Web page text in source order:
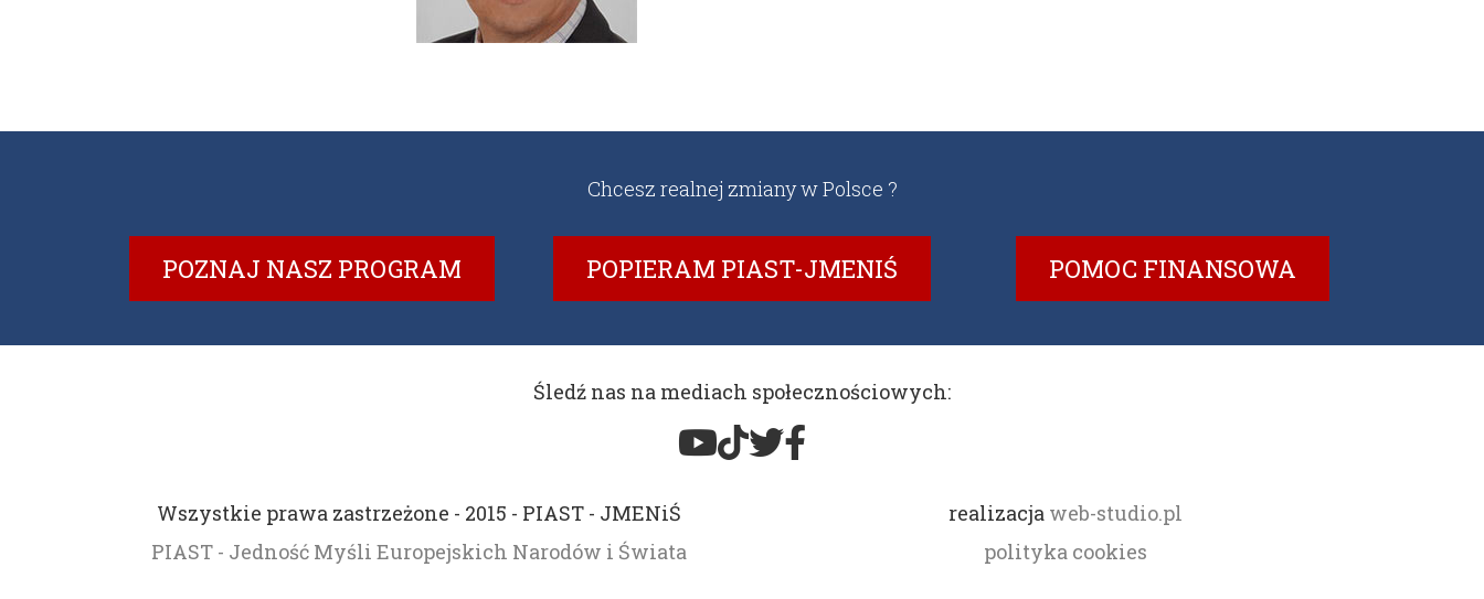
Chcesz realnej zmiany w Polsce ?
POZNAJ NASZ PROGRAM POPIERAM PIAST-JMENIŚ POMOC FINANSOWA
Śledź nas na mediach społecznościowych:
Wszystkie prawa zastrzeżone - 2015 - PIAST - JMENiŚ
PIAST - Jedność Myśli Europejskich Narodów i Świata
realizacja web-studio.pl
polityka cookies